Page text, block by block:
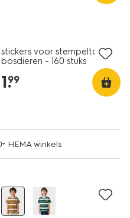
stickers voor stempeltool
bosdieren - 160 stuks
1.
99
HEMA winkels